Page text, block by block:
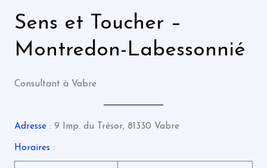
Sens et Toucher –
Montredon-Labessonnié
Consultant à Vabre
Adresse: 9 Imp. du Trésor, 81330 Vabre
Horaires :